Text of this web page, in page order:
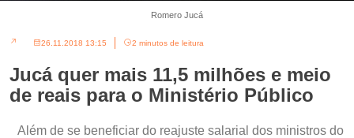
Romero Jucá
26.11.2018 13:15 2 minutos de leitura
Jucá quer mais 11,5 milhões e meio
de reais para o Ministério Público
Além de se beneficiar do reajuste salarial dos ministros do